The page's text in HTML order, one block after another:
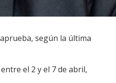
según la última
el 2 y el 7 de abril,